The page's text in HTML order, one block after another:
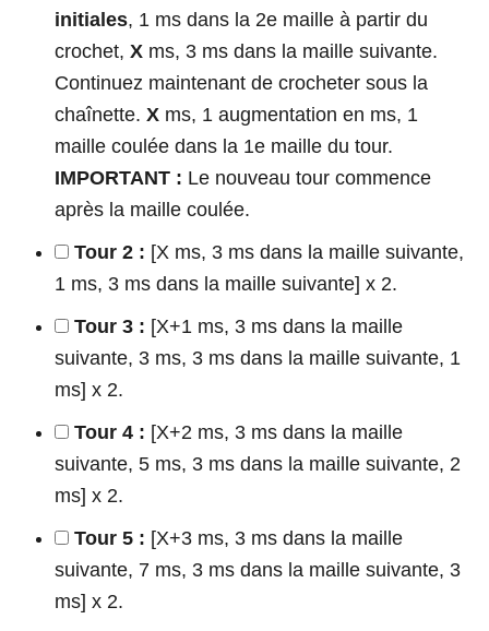
initiales, 1 ms dans la 2e maille à partir du
crochet, X ms, 3 ms dans la maille suivante.
Continuez maintenant de crocheter sous la
chaînette. X ms, 1 augmentation en ms, 1
maille coulée dans la 1e maille du tour.
IMPORTANT : Le nouveau tour commence
après la maille coulée.
Tour 2 : [X ms, 3 ms dans la maille suivante,
1 ms, 3 ms dans la maille suivante] x 2.
Tour 3 : [X+1 ms, 3 ms dans la maille
suivante, 3 ms, 3 ms dans la maille suivante, 1
ms] x 2.
Tour 4 : [X+2 ms, 3 ms dans la maille
suivante, 5 ms, 3 ms dans la maille suivante, 2
ms] x 2.
Tour 5 : [X+3 ms, 3 ms dans la maille
suivante, 7 ms, 3 ms dans la maille suivante, 3
ms] x 2.